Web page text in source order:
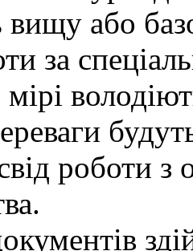
вищу або
за
мірі
роботи з